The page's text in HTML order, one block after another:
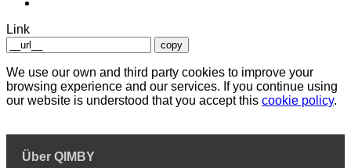
Link
copy
We use our own and third party cookies to improve your
browsing experience and our services. If you continue using
our website is understood that you accept this cookie policy.
Über QIMBY